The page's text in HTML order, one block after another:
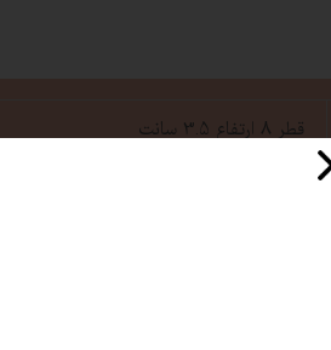
قطر 8 ارتفاع 3.5 سانت